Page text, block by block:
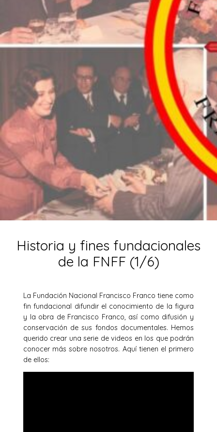
Historia y fines fundacionales
de la FNFF (1/6)
La Fundación Nacional Francisco Franco tiene como
fin fundacional difundir el conocimiento de la figura
y la obra de Francisco Franco, así como difusión y
conservación de sus fondos documentales. Hemos
querido crear una serie de videos en los que podrán
conocer más sobre nosotros. Aquí tienen el primero
de ellos: